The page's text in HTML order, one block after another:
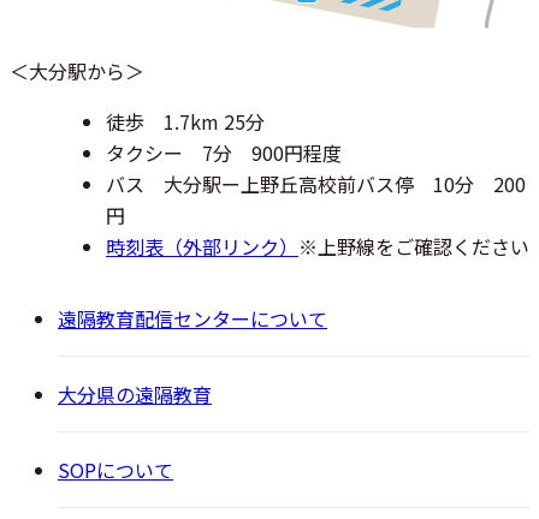
＜大分駅から＞
徒歩 1.7km 25分
タクシー 7分 900円程度
バス 大分駅ー上野丘高校前バス停 10分 200
円
時刻表（外部リンク） ※上野線をご確認ください
遠隔教育配信センターについて
大分県の遠隔教育
SOPについて